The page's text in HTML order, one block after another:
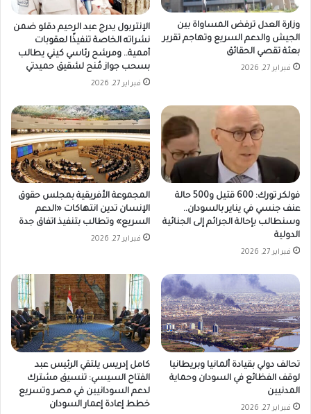
وزارة العدل ترفض المساواة بين
الجيش والدعم السريع وتهاجم تقرير
بعثة تقصي الحقائق
فبراير 27, 2026
الإنتربول يدرج عبد الرحيم دقلو ضمن
نشراته الخاصة تنفيذًا لعقوبات
أممية.. ومرشح رئاسي كيني يطالب
بسحب جواز مُنح لشقيق حميدتي
فبراير 27, 2026
فولكر تورك: 600 قتيل و500 حالة
عنف جنسي في يناير بالسودان..
وسنطالب بإحالة الجرائم إلى الجنائية
الدولية
فبراير 27, 2026
المجموعة الأفريقية بمجلس حقوق
الإنسان تدين انتهاكات «الدعم
السريع» وتطالب بتنفيذ اتفاق جدة
فبراير 27, 2026
تحالف دولي بقيادة ألمانيا وبريطانيا
لوقف الفظائع في السودان وحماية
المدنيين
فبراير 27, 2026
كامل إدريس يلتقي الرئيس عبد
الفتاح السيسي: تنسيق مشترك
لدعم السودانيين في مصر وتسريع
خطط إعادة إعمار السودان